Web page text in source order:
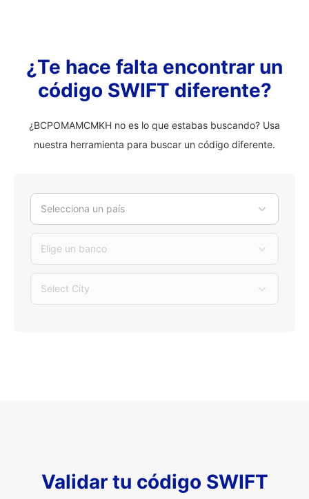
¿Te hace falta encontrar un
código SWIFT diferente?
¿BCPOMAMCMKH no es lo que estabas buscando? Usa
nuestra herramienta para buscar un código diferente.
Selecciona un país
Elige un banco
Select City
Validar tu código SWIFT